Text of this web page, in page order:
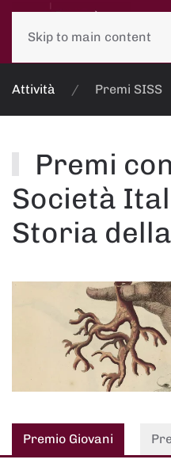
Skip to main content
Attività Premi SISS
Premi
Società
Storia
Premio Giovani